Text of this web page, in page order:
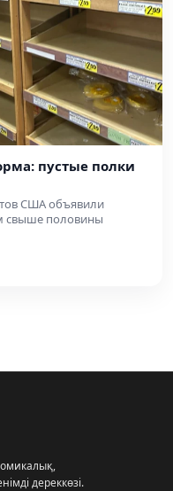
пустые полки
США объявили
свыше половины
дереккөзі.